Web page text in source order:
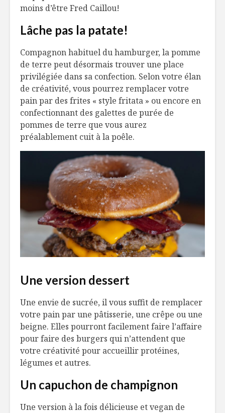
moins d’être Fred Caillou!
Lâche pas la patate!
Compagnon habituel du hamburger, la pomme
de terre peut désormais trouver une place
privilégiée dans sa confection. Selon votre élan
de créativité, vous pourrez remplacer votre
pain par des frites « style fritata » ou encore en
confectionnant des galettes de purée de
pommes de terre que vous aurez
préalablement cuit à la poêle.
Une version dessert
Une envie de sucrée, il vous suffit de remplacer
votre pain par une pâtisserie, une crêpe ou une
beigne. Elles pourront facilement faire l’affaire
pour faire des burgers qui n’attendent que
votre créativité pour accueillir protéines,
légumes et autres.
Un capuchon de champignon
Une version à la fois délicieuse et vegan de